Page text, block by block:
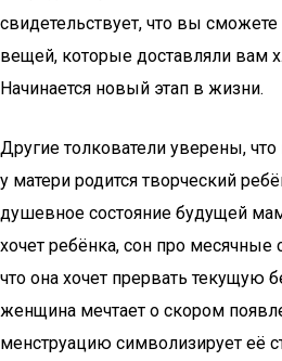
свидетельствует, что вы сможете
вещей, которые доставляли вам
Начинается новый этап в жизни.
Другие толкователи уверены,
у матери родится творческий
душевное состояние будущей
хочет ребёнка, сон про месячные
что она хочет прервать текущую
женщина мечтает о скором
менструацию символизирует её